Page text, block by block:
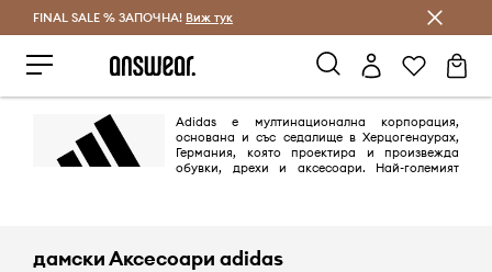
Спестявай с Answear Club
FINAL SALE % ЗАПОЧНА! Виж тук
Adidas е мултинационална корпорация,
основана и със седалище в Херцогенаурах,
Германия, която проектира и произвежда
обувки, дрехи и аксесоари. Най-големият
дамски Аксесоари adidas